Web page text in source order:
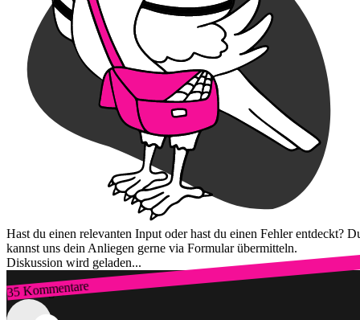
Hast du einen relevanten Input oder hast du einen Fehler entdeckt?
kannst uns dein Anliegen gerne via Formular übermitteln.
Diskussion wird geladen...
35 Kommentare
Zum Login